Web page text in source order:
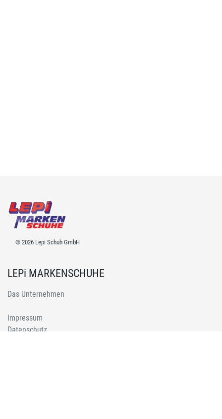
© 2026 Lepi Schuh GmbH
LEPi MARKENSCHUHE
Das Unternehmen
Impressum
Datenschutz